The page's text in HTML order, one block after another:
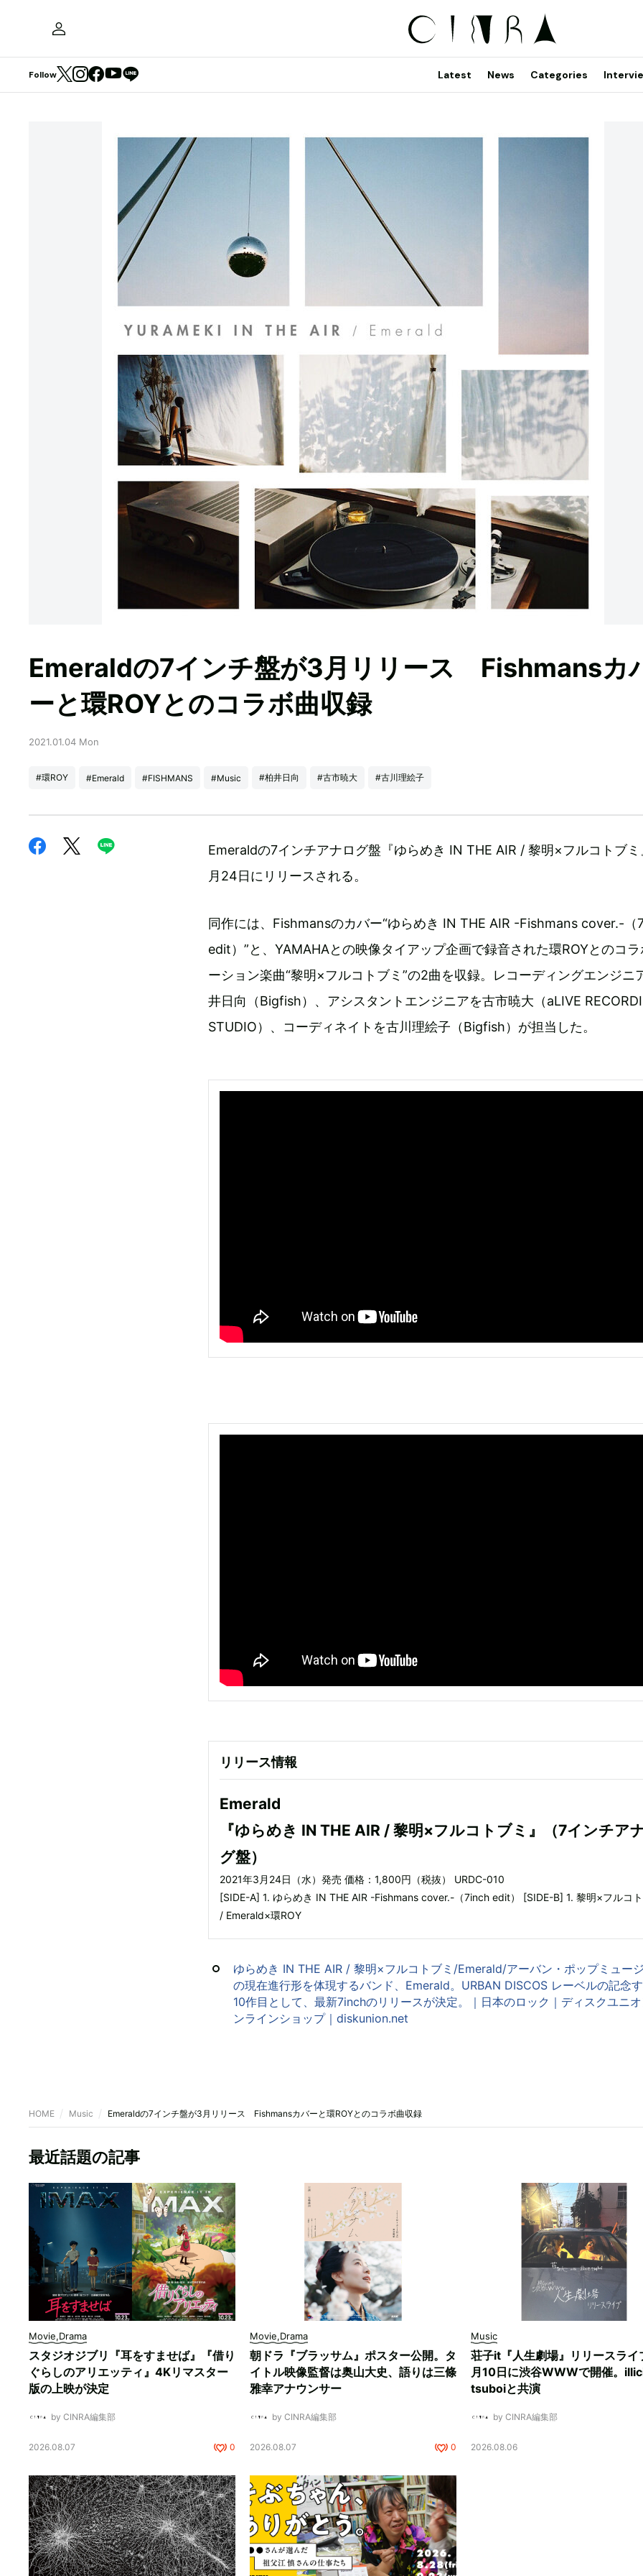
Follow Latest News Categories
Emeraldの7インチ盤が3月リリース Fishmansカ
ーと環ROYとのコラボ曲収録
2021.01.04 Mon
#環ROY #Emerald #FISHMANS #Music #柏井日向 #古市暁大 #古川理絵子
Emeraldの7インチアナログ盤『ゆらめき IN THE AIR / 黎明×フルコトブ
月24日にリリースされる。
同作には、Fishmansのカバー“ゆらめき IN THE AIR -Fishmans cover.-（
edit）”と、YAMAHAとの映像タイアップ企画で録音された環ROYとのコラ
ーション楽曲“黎明×フルコトブミ”の2曲を収録。レコーディングエンジニ
井日向（Bigfish）、アシスタントエンジニアを古市暁大（aLIVE
STUDIO）、コーディネイトを古川理絵子（Bigfish）が担当した。
リリース情報
Emerald
『ゆらめき IN THE AIR / 黎明×フルコトブミ』（7インチア
グ盤）
2021年3月24日（水）発売 価格：1,800円（税抜） URDC-010
[SIDE-A] 1. ゆらめき IN THE AIR -Fishmans cover.-（7inch edit） [SIDE-B] 1. 黎明×フルコト
/ Emerald×環ROY
ゆらめき IN THE AIR / 黎明×フルコトブミ/Emerald/アーバン・ポップミュー
の現在進行形を体現するバンド、Emerald。URBAN DISCOS レーベルの記念
10作目として、最新7inchのリリースが決定。｜日本のロック｜ディスクユニ
ンラインショップ｜diskunion.net
HOME Music Emeraldの7インチ盤が3月リリース Fishmansカバーと環ROYとのコラボ曲収録
最近話題の記事
Movie,Drama
スタジオジブリ『耳をすませば』『借り
ぐらしのアリエッティ』4Kリマスター
版の上映が決定
by CINRA編集部
2026.08.07 0
Movie,Drama
朝ドラ『ブラッサム』ポスター公開。タ
イトル映像監督は奥山大史、語りは三條
雅幸アナウンサー
by CINRA編集部
2026.08.07 0
Music
荘子it『人生劇場』リリースライ
月10日に渋谷WWWで開催。
tsuboiと共演
by CINRA編集部
2026.08.06